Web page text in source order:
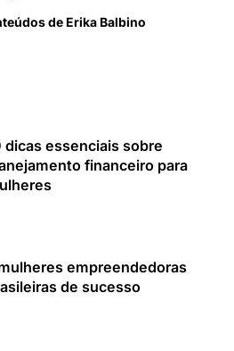
de Erika Balbino
dicas essenciais sobre
financeiro para
empreendedoras
de sucesso